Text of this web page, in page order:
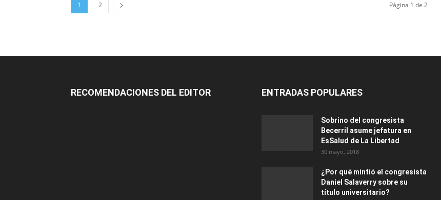
1 2 Página 1 de 2
RECOMENDACIONES DEL EDITOR ENTRADAS POPULARES
Sobrino del congresista
Becerril asume jefatura en
EsSalud de La Libertad
30 mayo, 2018
¿Por qué mintió el congresista
Daniel Salaverry sobre su
título universitario?